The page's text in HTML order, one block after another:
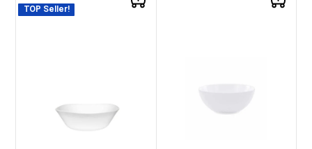
TOP Seller!